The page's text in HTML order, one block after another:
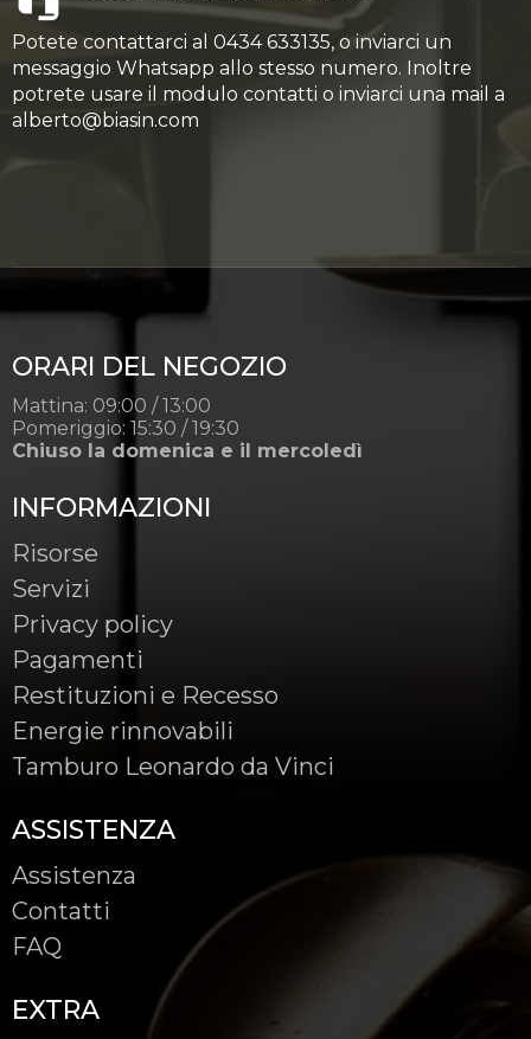
Potete contattarci al 0434 633135, o inviarci un
messaggio Whatsapp allo stesso numero. Inoltre
potrete usare il modulo contatti o inviarci una mail a
alberto@biasin.com
ORARI DEL NEGOZIO
Mattina: 09:00 / 13:00
Pomeriggio: 15:30 / 19:30
Chiuso la domenica e il mercoledì
INFORMAZIONI
Risorse
Servizi
Privacy policy
Pagamenti
Restituzioni e Recesso
Energie rinnovabili
Tamburo Leonardo da Vinci
ASSISTENZA
Assistenza
Contatti
FAQ
EXTRA